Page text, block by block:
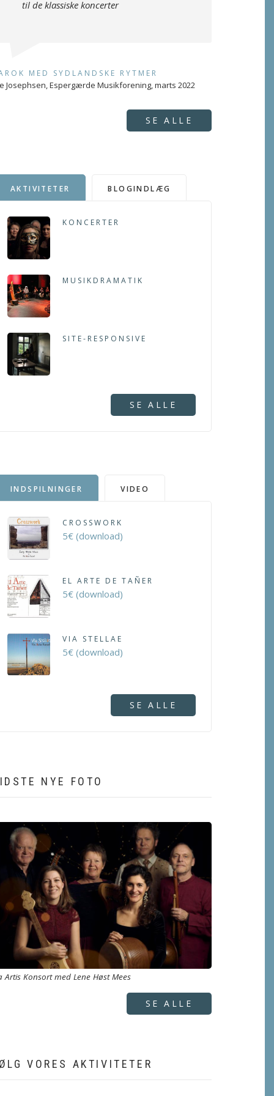
til de klassiske koncerter
MED SYDLANDSKE RYTMER
Josephsen, Espergærde Musikforening, marts 2022
SE ALLE
AKTIVITETER BLOGINDLÆG
KONCERTER
MUSIKDRAMATIK
SITE-RESPONSIVE
SE ALLE
INDSPILNINGER VIDEO
CROSSWORK
5€ (download)
EL ARTE DE TAÑER
5€ (download)
VIA STELLAE
5€ (download)
SE ALLE
NYE FOTO
Artis Konsort med Lene Høst Mees
SE ALLE
VORES AKTIVITETER